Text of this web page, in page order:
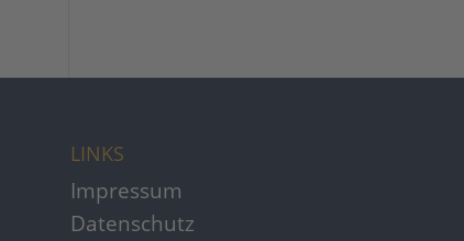
LINKS
Impressum
Datenschutz